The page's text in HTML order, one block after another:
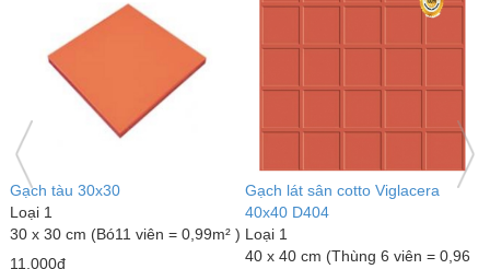
Gạch đỏ lát sân Gốm Mỹ
Loại 1
40 x 40 cm (Thùng 6 viên = 0,96
m² )
Gạch lát sân tráng men Mikado
GLM4040MX
Loại 1
40 x 40 cm (Thùng 6 viên = 0,96